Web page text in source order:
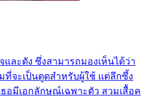
และดัง ซึ่งสามารถมองเห็นได้ว่า
จะเป็นตูดสำหรับผู้ใช้ แต่ลึกซึ้ง
ธอมีเอกลักษณ์เฉพาะตัว สวมเสื้อค